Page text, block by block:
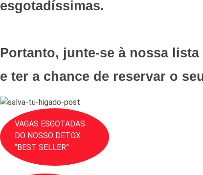
esgotadíssimas.
Portanto, junte-se à nossa
e ter a chance de reservar o
VAGAS ESGOTADAS
DO NOSSO DETOX
“BEST SELLER”